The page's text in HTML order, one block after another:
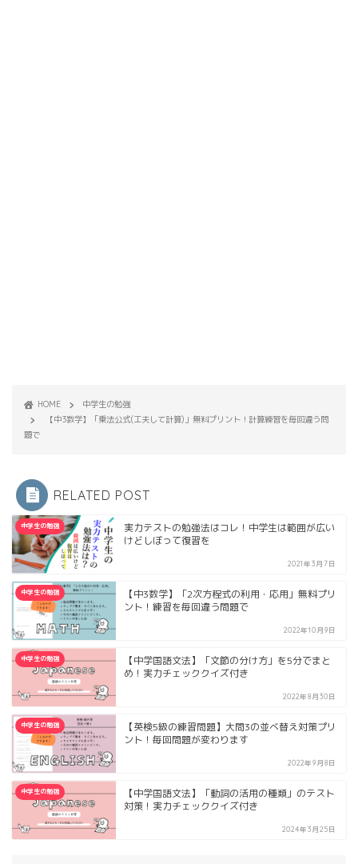
HOME
中学生の勉強
【中3数学】「乗法公式(工夫して計算)」無料プリント！計算練習を毎回違う問
題で
RELATED POST
中学生の勉強
実力テストの勉強法はコレ！中学生は範囲が広い
けどしぼって復習を
2021年3月7日
中学生の勉強
【中3数学】「2次方程式の利用・応用」無料プリ
ント！練習を毎回違う問題で
2022年10月9日
中学生の勉強
【中学国語文法】「文節の分け方」を5分でまと
め！実力チェッククイズ付き
2022年8月30日
中学生の勉強
【英検5級の練習問題】大問3の並べ替え対策プリ
ント！毎回問題が変わります
2022年9月8日
中学生の勉強
【中学国語文法】「動詞の活用の種類」のテスト
対策！実力チェッククイズ付き
2024年3月25日